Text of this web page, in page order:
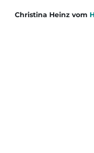
Christina Heinz vom